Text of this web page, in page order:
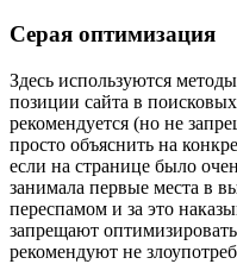
Серая оптимизация
Здесь используются
позиции сайта в
рекомендуется (но не
просто объяснить на
если на странице было
занимала первые места в
переспамом и за это
запрещают
рекомендуют не